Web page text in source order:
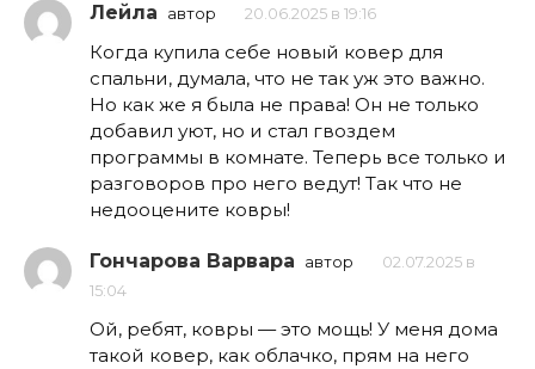
Лейла автор 20.06.2025 в 19:16
Когда купила себе новый ковер для
спальни, думала, что не так уж это важно.
Но как же я была не права! Он не только
добавил уют, но и стал гвоздем
программы в комнате. Теперь все только и
разговоров про него ведут! Так что не
недооцените ковры!
Гончарова Варвара автор
02.07.2025 в
15:04
Ой, ребят, ковры — это мощь! У меня дома
такой ковер, как облачко, прям на него